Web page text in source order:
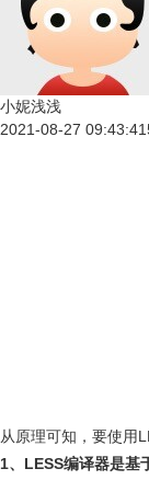
小妮浅浅
2021-08-27 09:43:41
从原理可知，要使用
1、LESS编译器是基